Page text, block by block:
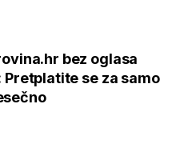
bez oglasa
Pretplatite se za samo